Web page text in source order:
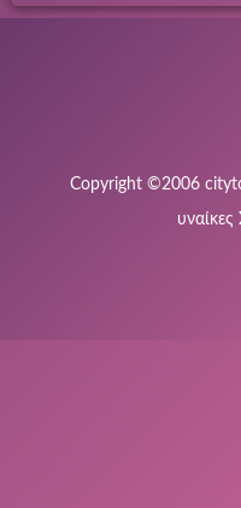
Copyright ©2006